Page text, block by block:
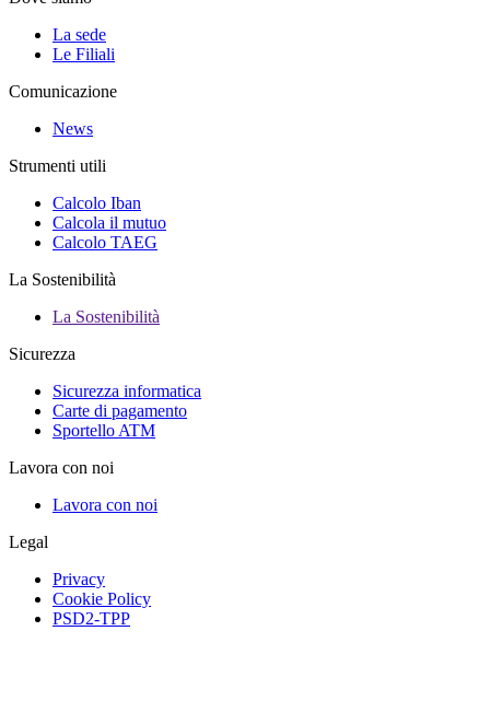
La sede
Le Filiali
Comunicazione
News
Strumenti utili
Calcolo Iban
Calcola il mutuo
Calcolo TAEG
La Sostenibilità
La Sostenibilità
Sicurezza
Sicurezza informatica
Carte di pagamento
Sportello ATM
Lavora con noi
Lavora con noi
Legal
Privacy
Cookie Policy
PSD2-TPP